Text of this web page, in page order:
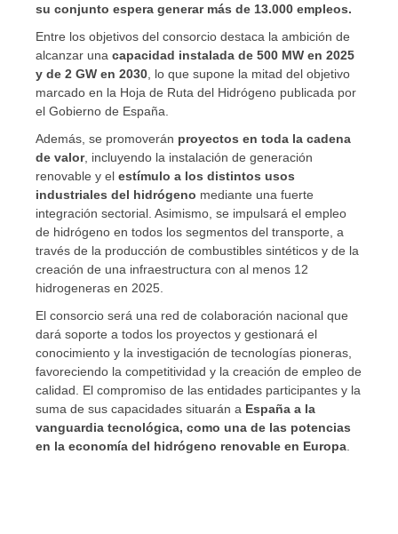
su conjunto espera generar más de 13.000 empleos.
Entre los objetivos del consorcio destaca la ambición de
alcanzar una capacidad instalada de 500 MW en 2025
y de 2 GW en 2030 , lo que supone la mitad del objetivo
marcado en la Hoja de Ruta del Hidrógeno publicada por
el Gobierno de España.
Además, se promoverán proyectos en toda la cadena
de valor, incluyendo la instalación de generación
renovable y el estímulo a los distintos usos
industriales del hidrógeno mediante una fuerte
integración sectorial. Asimismo, se impulsará el empleo
de hidrógeno en todos los segmentos del transporte, a
través de la producción de combustibles sintéticos y de la
creación de una infraestructura con al menos 12
hidrogeneras en 2025.
El consorcio será una red de colaboración nacional que
dará soporte a todos los proyectos y gestionará el
conocimiento y la investigación de tecnologías pioneras,
favoreciendo la competitividad y la creación de empleo de
calidad. El compromiso de las entidades participantes y la
suma de sus capacidades situarán a España a la
vanguardia tecnológica, como una de las potencias
en la economía del hidrógeno renovable en Europa